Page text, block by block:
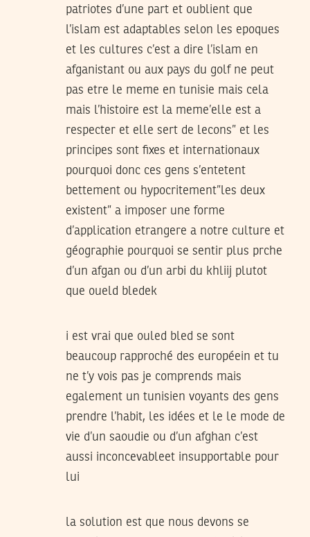
patriotes d’une part et oublient que
l’islam est adaptables selon les epoques
et les cultures c’est a dire l’islam en
afganistant ou aux pays du golf ne peut
pas etre le meme en tunisie mais cela
mais l’histoire est la meme’elle est a
respecter et elle sert de lecons” et les
principes sont fixes et internationaux
pourquoi donc ces gens s’entetent
bettement ou hypocritement”les deux
existent” a imposer une forme
d’application etrangere a notre culture et
géographie pourquoi se sentir plus prche
d’un afgan ou d’un arbi du khliij plutot
que oueld bledek
i est vrai que ouled bled se sont
beaucoup rapproché des européein et tu
ne t’y vois pas je comprends mais
egalement un tunisien voyants des gens
prendre l’habit, les idées et le le mode de
vie d’un saoudie ou d’un afghan c’est
aussi inconcevableet insupportable pour
lui
la solution est que nous devons se